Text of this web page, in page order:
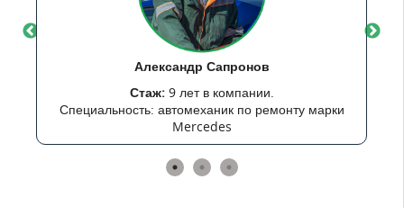
Александр Сапронов
Стаж:9 лет в компании.
Специальность: автомеханик по ремонту марки
Mercedes